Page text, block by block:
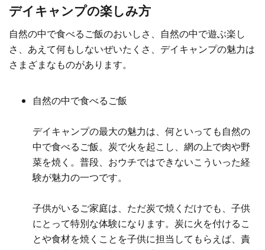
デイキャンプの楽しみ方
自然の中で食べるご飯のおいしさ、自然の中で遊ぶ楽し
さ、あえて何もしないぜいたくさ、デイキャンプの魅力は
さまざまなものがあります。
自然の中で食べるご飯
デイキャンプの最大の魅力は、何といっても自然の
中で食べるご飯。炭で火を起こし、網の上で肉や野
菜を焼く。普段、おウチではできないこういった経
験が魅力の一つです。
子供がいるご家庭は、ただ炭で焼くだけでも、子供
にとって特別な体験になります。炭に火を付けるこ
とや食材を焼くことを子供に担当してもらえば、責